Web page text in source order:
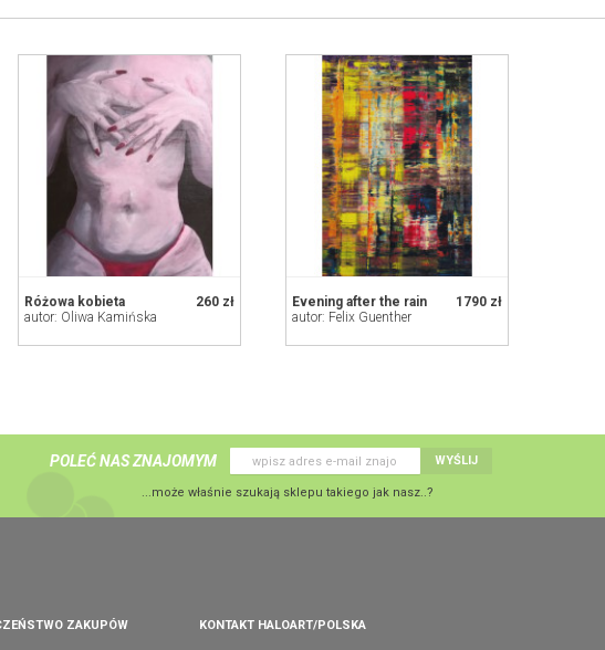
260 zł
Różowa kobieta
autor: Oliwa Kamińska
1790 zł
Evening after the rain
autor: Felix Guenther
POLEĆ NAS ZNAJOMYM WYŚLIJ
...może właśnie szukają sklepu takiego jak nasz..?
ZAKUPÓW KONTAKT HALOART/POLSKA